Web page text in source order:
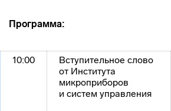
Программа:
10:00
Вступительное слово
от Института
микроприборов
и систем управления